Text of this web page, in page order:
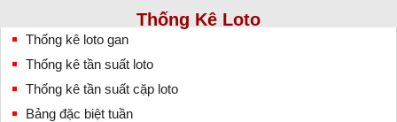
Thống Kê Loto
Thống kê loto gan
Thống kê tần suất loto
Thống kê tần suất cặp loto
Bảng đặc biệt tuần